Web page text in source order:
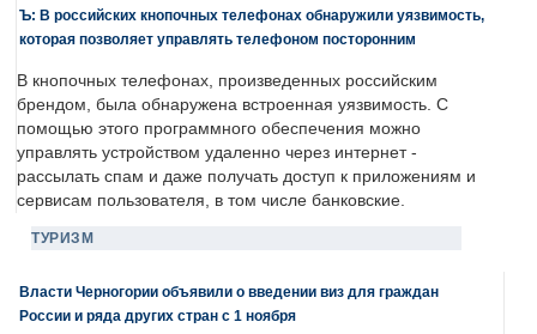
Ъ: В российских кнопочных телефонах обнаружили уязвимость,
которая позволяет управлять телефоном посторонним
В кнопочных телефонах, произведенных российским
брендом, была обнаружена встроенная уязвимость. С
помощью этого программного обеспечения можно
управлять устройством удаленно через интернет -
рассылать спам и даже получать доступ к приложениям и
сервисам пользователя, в том числе банковские.
ТУРИЗМ
Власти Черногории объявили о введении виз для граждан
России и ряда других стран с 1 ноября